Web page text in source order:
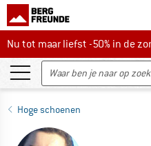
Nu tot maar liefst -50% in de
Nu tot maar liefst -50% in de
Hoge schoenen